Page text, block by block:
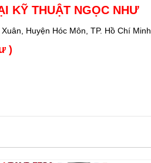
KỸ THUẬT NGỌC NHƯ
Huyện Hóc Môn, TP. Hồ Chí Minh
)